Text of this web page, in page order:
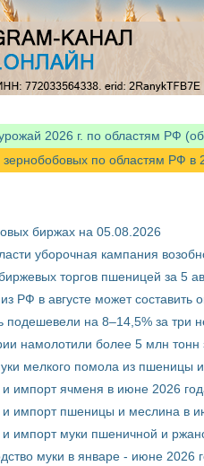
2026 г. по областям РФ
по областям РФ в
биржах на 05.08.2026
уборочная кампания
торгов пшеницей за 5
РФ в августе может составить
на 8–14,5% за три
намолотили более 5 млн тонн
мелкого помола из пшеницы
импорт ячменя в июне 2026
импорт пшеницы и меслина в
импорт муки пшеничной и
муки в январе - июне 2026